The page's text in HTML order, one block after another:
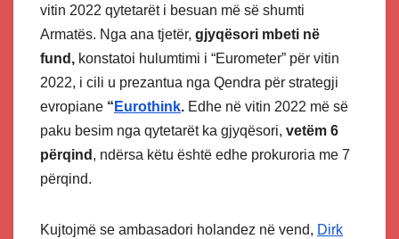
vitin 2022 qytetarët i besuan më së shumti
Armatës. Nga ana tjetër, gjyqësori mbeti në
fund, konstatoi hulumtimi i “Eurometer” për vitin
2022, i cili u prezantua nga Qendra për strategji
evropiane “ Eurothink. Edhe në vitin 2022 më së
paku besim nga qytetarët ka gjyqësori, vetëm 6
përqind , ndërsa këtu është edhe prokuroria me 7
përqind.
Kujtojmë se ambasadori holandez në vend, Dirk